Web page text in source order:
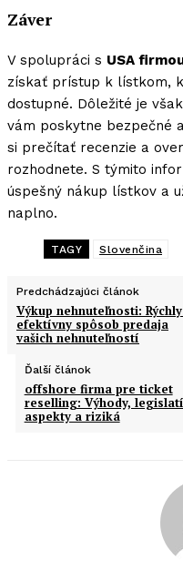
Záver
V spolupráci s USA
získať prístup k lístkom,
dostupné. Dôležité je
vám poskytne bezpečné
si prečítať recenzie a
rozhodnete. S týmito
úspešný nákup lístkov a
naplno.
TAGY Slovenčina
Predchádzajúci článok
Výkup nehnuteľnosti:
efektívny spôsob predaja
vašich nehnuteľností
Ďalší článok
offshore firma pre ticket
reselling: Výhody,
aspekty a riziká